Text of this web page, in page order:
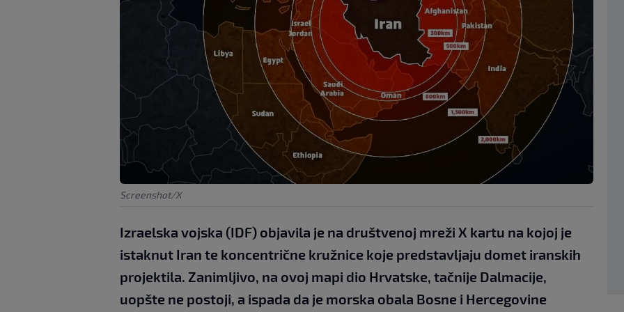
Screenshot/X
Izraelska vojska (IDF) objavila je na društvenoj mreži X kartu na kojoj je
istaknut Iran te koncentrične kružnice koje predstavljaju domet iranskih
projektila. Zanimljivo, na ovoj mapi dio Hrvatske, tačnije Dalmacije,
uopšte ne postoji, a ispada da je morska obala Bosne i Hercegovine